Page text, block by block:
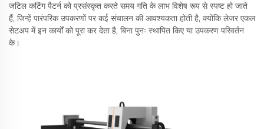
जटिल कटिंग पैटर्न को प्रसंस्कृत करते समय गति के लाभ विशेष रूप से स्पष्ट हो जाते
हैं, जिन्हें पारंपरिक उपकरणों पर कई संचालन की आवश्यकता होती है, क्योंकि लेजर एकल
सेटअप में इन कार्यों को पूरा कर देता है, बिना पुनः स्थापित किए या उपकरण परिवर्तन
के।